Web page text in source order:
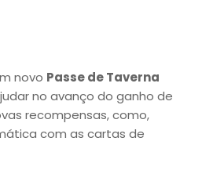
novo Passe de Taverna
no avanço do ganho de
recompensas, como,
com as cartas de